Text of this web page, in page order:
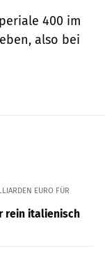
400 im
also bei
EURO FÜR
rein italienisch